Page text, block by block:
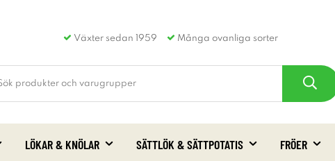
Växter sedan 1959 Många ovanliga sorter
LÖKAR & KNÖLAR SÄTTLÖK & SÄTTPOTATIS FRÖER